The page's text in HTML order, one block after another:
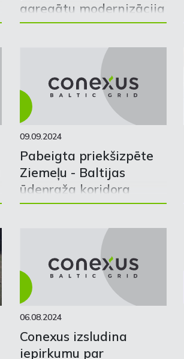
agregātu modernizācija
samazina emisijas par
09.09.2024
Pabeigta priekšizpēte
Ziemeļu - Baltijas
ūdeņraža koridora
izveidei
06.08.2024
Conexus izsludina
iepirkumu par